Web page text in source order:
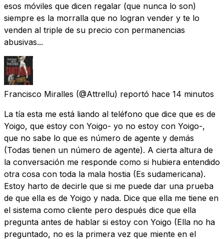
esos móviles que dicen regalar (que nunca lo son)
siempre es la morralla que no logran vender y te lo
venden al triple de su precio con permanencias
abusivas...
Francisco Miralles (@Attrellu) reportó hace 14 minutos
La tía esta me está liando al teléfono que dice que es de
Yoigo, que estoy con Yoigo- yo no estoy con Yoigo-,
que no sabe lo que es número de agente y demás
(Todas tienen un número de agente). A cierta altura de
la conversación me responde como si hubiera entendido
otra cosa con toda la mala hostia (Es sudamericana).
Estoy harto de decirle que si me puede dar una prueba
de que ella es de Yoigo y nada. Dice que ella me tiene en
el sistema como cliente pero después dice que ella
pregunta antes de hablar si estoy con Yoigo (Ella no ha
preguntado, no es la primera vez que miente en el